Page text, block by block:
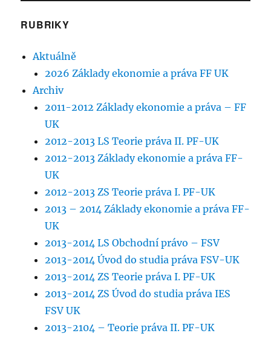
RUBRIKY
Aktuálně
2026 Základy ekonomie a práva FF UK
Archiv
2011-2012 Základy ekonomie a práva – FF
UK
2012-2013 LS Teorie práva II. PF-UK
2012-2013 Základy ekonomie a práva FF-
UK
2012-2013 ZS Teorie práva I. PF-UK
2013 – 2014 Základy ekonomie a práva FF-
UK
2013-2014 LS Obchodní právo – FSV
2013-2014 Úvod do studia práva FSV-UK
2013-2014 ZS Teorie práva I. PF-UK
2013-2014 ZS Úvod do studia práva IES
FSV UK
2013-2104 – Teorie práva II. PF-UK